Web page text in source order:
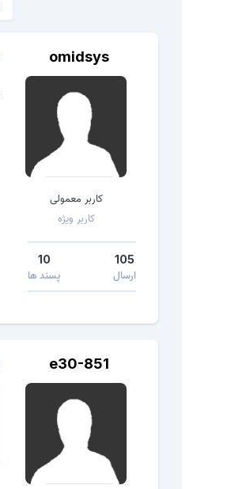
omidsys
کاربر معمولی
کاربر ویژه
105
ارسال
10
پسند ها
e30-851